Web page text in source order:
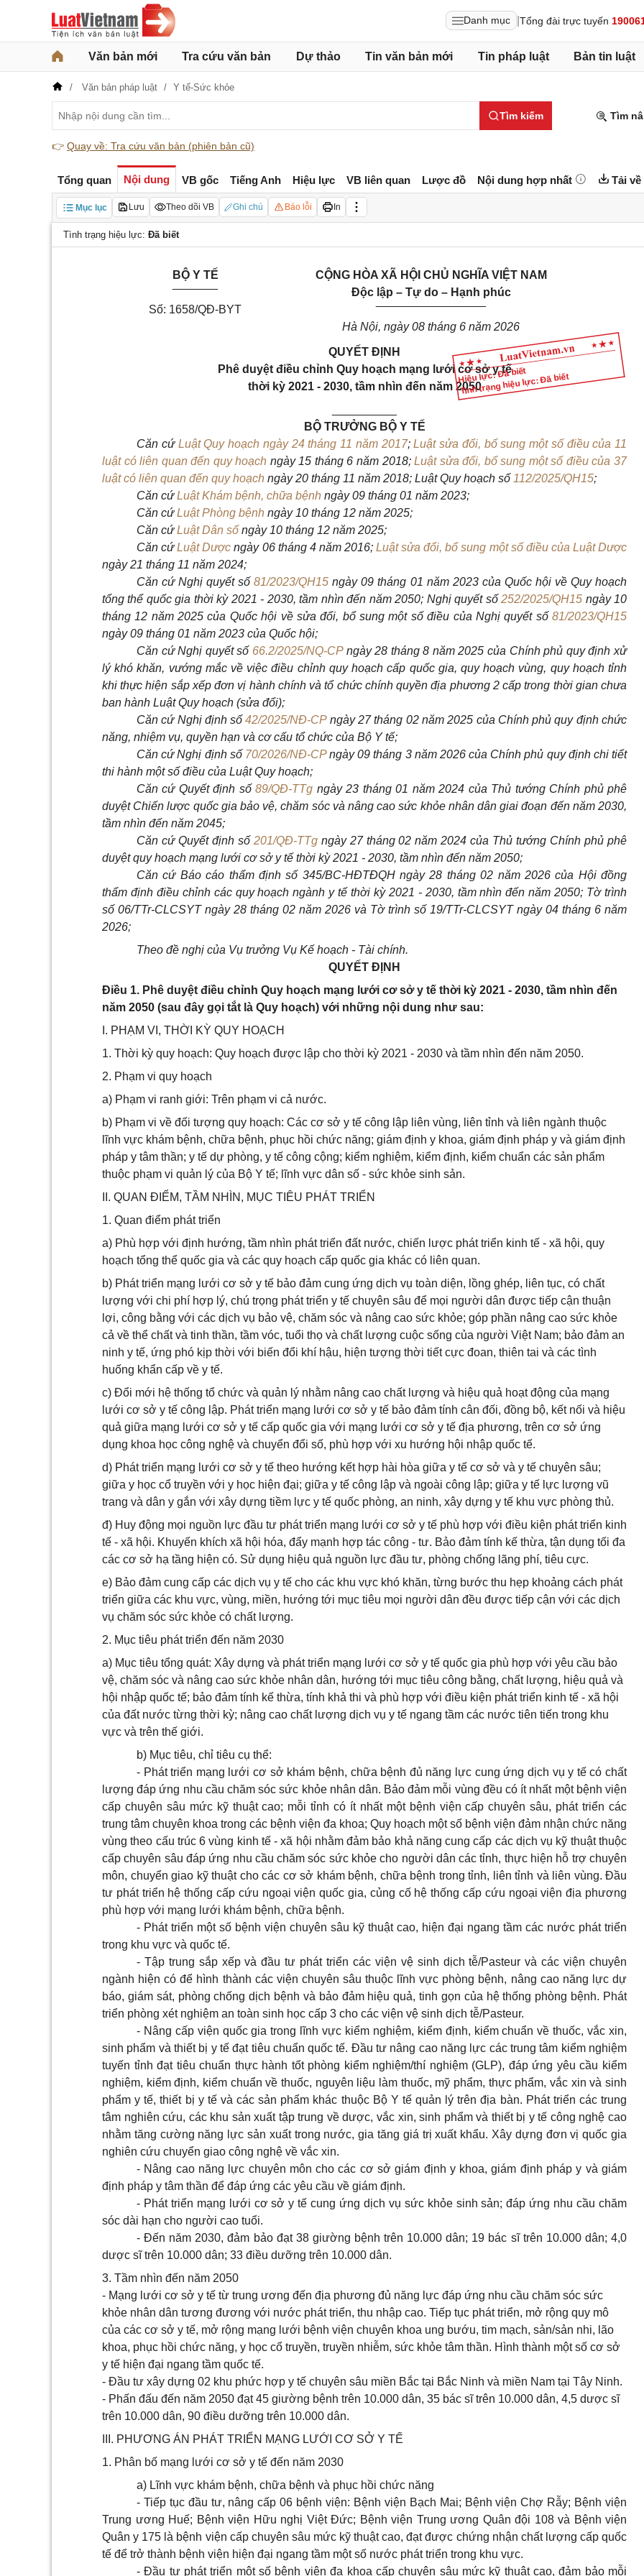
Danh mục Tổng đài trực tuyến
Văn bản mới Tra cứu văn bản Dự thảo Tin văn bản mới Tin pháp luật Bản tin luật
Văn bản pháp luật Y tế-Sức khỏe
Tìm kiếm Tìm
👉 Quay về: Tra cứu văn bản (phiên bản cũ)
Tổng quan Nội dung VB gốc Tiếng Anh Hiệu lực VB liên quan Lược đồ Nội dung hợp nhất Tải về
Mục lục Lưu Theo dõi VB Ghi chú Báo lỗi In
Tình trạng hiệu lực: Đã biết
Hiệu lực: Đã biết
Tình trạng hiệu lực: Đã biết
BỘ Y TẾ
_______
Số: 1658/QĐ-BYT
CỘNG HÒA XÃ HỘI CHỦ NGHĨA VIỆT NAM
Độc lập – Tự do – Hạnh phúc
_________________
Hà Nội, ngày 08 tháng 6 năm 2026
QUYẾT ĐỊNH
Phê duyệt điều chỉnh Quy hoạch mạng lưới cơ sở y tế
thời kỳ 2021 - 2030, tầm nhìn đến năm 2050
BỘ TRƯỞNG BỘ Y TẾ
Căn cứ Luật Quy hoạch ngày 24 tháng 11 năm 2017;Luật sửa đổi, bổ sung một số điều của 11
luật có liên quan đến quy hoạch ngày 15 tháng 6 năm 2018;Luật sửa đổi, bổ sung một số điều của 37
luật có liên quan đến quy hoạch ngày 20 tháng 11 năm 2018; Luật Quy hoạch số 112/2025/QH15;
Căn cứLuật Khám bệnh, chữa bệnh ngày 09 tháng 01 năm 2023;
Căn cứLuật Phòng bệnh ngày 10 tháng 12 năm 2025;
Căn cứLuật Dân số ngày 10 tháng 12 năm 2025;
Căn cứLuật Dược ngày 06 tháng 4 năm 2016;Luật sửa đổi, bổ sung một số điều của Luật Dược
ngày 21 tháng 11 năm 2024;
Căn cứ Nghị quyết số81/2023/QH15 ngày 09 tháng 01 năm 2023 của Quốc hội về Quy hoạch
tổng thể quốc gia thời kỳ 2021 - 2030, tầm nhìn đến năm 2050; Nghị quyết số252/2025/QH15 ngày 10
tháng 12 năm 2025 của Quốc hội về sửa đổi, bổ sung một số điều của Nghị quyết số 81/2023/QH15
ngày 09 tháng 01 năm 2023 của Quốc hội;
Căn cứ Nghị quyết số 66.2/2025/NQ-CPngày 28 tháng 8 năm 2025 của Chính phủ quy định xử
lý khó khăn, vướng mắc về việc điều chỉnh quy hoạch cấp quốc gia, quy hoạch vùng, quy hoạch tỉnh
khi thực hiện sắp xếp đơn vị hành chính và tổ chức chính quyền địa phương 2 cấp trong thời gian chưa
ban hành Luật Quy hoạch (sửa đổi);
Căn cứ Nghị định số42/2025/NĐ-CPngày 27 tháng 02 năm 2025 của Chính phủ quy định chức
năng, nhiệm vụ, quyền hạn và cơ cấu tổ chức của Bộ Y tế;
Căn cứ Nghị định số 70/2026/NĐ-CPngày 09 tháng 3 năm 2026 của Chính phủ quy định chi tiết
thi hành một số điều của Luật Quy hoạch;
Căn cứ Quyết định số89/QĐ-TTg ngày 23 tháng 01 năm 2024 của Thủ tướng Chính phủ phê
duyệt Chiến lược quốc gia bảo vệ, chăm sóc và nâng cao sức khỏe nhân dân giai đoạn đến năm 2030,
tầm nhìn đến năm 2045;
Căn cứ Quyết định số 201/QĐ-TTgngày 27 tháng 02 năm 2024 của Thủ tướng Chính phủ phê
duyệt quy hoạch mạng lưới cơ sở y tế thời kỳ 2021 - 2030, tầm nhìn đến năm 2050;
Căn cứ Báo cáo thẩm định số 345/BC-HĐTĐQH ngày 28 tháng 02 năm 2026 của Hội đồng
thẩm định điều chỉnh các quy hoạch ngành y tế thời kỳ 2021 - 2030, tầm nhìn đến năm 2050; Tờ trình
số 06/TTr-CLCSYT ngày 28 tháng 02 năm 2026 và Tờ trình số 19/TTr-CLCSYT ngày 04 tháng 6 năm
2026;
Theo đề nghị của Vụ trưởng Vụ Kế hoạch - Tài chính.
QUYẾT ĐỊNH
Điều 1. Phê duyệt điều chỉnh Quy hoạch mạng lưới cơ sở y tế thời kỳ 2021 - 2030, tầm nhìn đến
năm 2050 (sau đây gọi tắt là Quy hoạch) với những nội dung như sau:
I. PHẠM VI, THỜI KỲ QUY HOẠCH
1. Thời kỳ quy hoạch: Quy hoạch được lập cho thời kỳ 2021 - 2030 và tầm nhìn đến năm 2050.
2. Phạm vi quy hoạch
a) Phạm vi ranh giới: Trên phạm vi cả nước.
b) Phạm vi về đối tượng quy hoạch: Các cơ sở y tế công lập liên vùng, liên tỉnh và liên ngành thuộc
lĩnh vực khám bệnh, chữa bệnh, phục hồi chức năng; giám định y khoa, giám định pháp y và giám định
pháp y tâm thần; y tế dự phòng, y tế công cộng; kiểm nghiệm, kiểm định, kiểm chuẩn các sản phẩm
thuộc phạm vi quản lý của Bộ Y tế; lĩnh vực dân số - sức khỏe sinh sản.
II. QUAN ĐIỂM, TẦM NHÌN, MỤC TIÊU PHÁT TRIỂN
1. Quan điểm phát triển
a) Phù hợp với định hướng, tầm nhìn phát triển đất nước, chiến lược phát triển kinh tế - xã hội, quy
hoạch tổng thể quốc gia và các quy hoạch cấp quốc gia khác có liên quan.
b) Phát triển mạng lưới cơ sở y tế bảo đảm cung ứng dịch vụ toàn diện, lồng ghép, liên tục, có chất
lượng với chi phí hợp lý, chú trọng phát triển y tế chuyên sâu để mọi người dân được tiếp cận thuận
lợi, công bằng với các dịch vụ bảo vệ, chăm sóc và nâng cao sức khỏe; góp phần nâng cao sức khỏe
cả về thể chất và tinh thần, tầm vóc, tuổi thọ và chất lượng cuộc sống của người Việt Nam; bảo đảm an
ninh y tế, ứng phó kịp thời với biến đổi khí hậu, hiện tượng thời tiết cực đoan, thiên tai và các tình
huống khẩn cấp về y tế.
c) Đổi mới hệ thống tổ chức và quản lý nhằm nâng cao chất lượng và hiệu quả hoạt động của mạng
lưới cơ sở y tế công lập. Phát triển mạng lưới cơ sở y tế bảo đảm tính cân đối, đồng bộ, kết nối và hiệu
quả giữa mạng lưới cơ sở y tế cấp quốc gia với mạng lưới cơ sở y tế địa phương, trên cơ sở ứng
dụng khoa học công nghệ và chuyển đổi số, phù hợp với xu hướng hội nhập quốc tế.
d) Phát triển mạng lưới cơ sở y tế theo hướng kết hợp hài hòa giữa y tế cơ sở và y tế chuyên sâu;
giữa y học cổ truyền với y học hiện đại; giữa y tế công lập và ngoài công lập; giữa y tế lực lượng vũ
trang và dân y gắn với xây dựng tiềm lực y tế quốc phòng, an ninh, xây dựng y tế khu vực phòng thủ.
đ) Huy động mọi nguồn lực đầu tư phát triển mạng lưới cơ sở y tế phù hợp với điều kiện phát triển kinh
tế - xã hội. Khuyến khích xã hội hóa, đẩy mạnh hợp tác công - tư. Bảo đảm tính kế thừa, tận dụng tối đa
các cơ sở hạ tầng hiện có. Sử dụng hiệu quả nguồn lực đầu tư, phòng chống lãng phí, tiêu cực.
e) Bảo đảm cung cấp các dịch vụ y tế cho các khu vực khó khăn, từng bước thu hẹp khoảng cách phát
triển giữa các khu vực, vùng, miền, hướng tới mục tiêu mọi người dân đều được tiếp cận với các dịch
vụ chăm sóc sức khỏe có chất lượng.
2. Mục tiêu phát triển đến năm 2030
a) Mục tiêu tổng quát: Xây dựng và phát triển mạng lưới cơ sở y tế quốc gia phù hợp với yêu cầu bảo
vệ, chăm sóc và nâng cao sức khỏe nhân dân, hướng tới mục tiêu công bằng, chất lượng, hiệu quả và
hội nhập quốc tế; bảo đảm tính kế thừa, tính khả thi và phù hợp với điều kiện phát triển kinh tế - xã hội
của đất nước từng thời kỳ; nâng cao chất lượng dịch vụ y tế ngang tầm các nước tiên tiến trong khu
vực và trên thế giới.
b) Mục tiêu, chỉ tiêu cụ thể:
- Phát triển mạng lưới cơ sở khám bệnh, chữa bệnh đủ năng lực cung ứng dịch vụ y tế có chất
lượng đáp ứng nhu cầu chăm sóc sức khỏe nhân dân. Bảo đảm mỗi vùng đều có ít nhất một bệnh viện
cấp chuyên sâu mức kỹ thuật cao; mỗi tỉnh có ít nhất một bệnh viện cấp chuyên sâu, phát triển các
trung tâm chuyên khoa trong các bệnh viện đa khoa; Quy hoạch một số bệnh viện đảm nhận chức năng
vùng theo cấu trúc 6 vùng kinh tế - xã hội nhằm đảm bảo khả năng cung cấp các dịch vụ kỹ thuật thuộc
cấp chuyên sâu đáp ứng nhu cầu chăm sóc sức khỏe cho người dân các tỉnh, thực hiện hỗ trợ chuyên
môn, chuyển giao kỹ thuật cho các cơ sở khám bệnh, chữa bệnh trong tỉnh, liên tỉnh và liên vùng. Đầu
tư phát triển hệ thống cấp cứu ngoại viện quốc gia, củng cố hệ thống cấp cứu ngoại viện địa phương
phù hợp với mạng lưới khám bệnh, chữa bệnh.
- Phát triển một số bệnh viện chuyên sâu kỹ thuật cao, hiện đại ngang tầm các nước phát triển
trong khu vực và quốc tế.
- Tập trung sắp xếp và đầu tư phát triển các viện vệ sinh dịch tễ/Pasteur và các viện chuyên
ngành hiện có để hình thành các viện chuyên sâu thuộc lĩnh vực phòng bệnh, nâng cao năng lực dự
báo, giám sát, phòng chống dịch bệnh và bảo đảm hiệu quả, tinh gọn của hệ thống phòng bệnh. Phát
triển phòng xét nghiệm an toàn sinh học cấp 3 cho các viện vệ sinh dịch tễ/Pasteur.
- Nâng cấp viện quốc gia trong lĩnh vực kiểm nghiệm, kiểm định, kiểm chuẩn về thuốc, vắc xin,
sinh phẩm và thiết bị y tế đạt tiêu chuẩn quốc tế. Đầu tư nâng cao năng lực các trung tâm kiểm nghiệm
tuyến tỉnh đạt tiêu chuẩn thực hành tốt phòng kiểm nghiệm/thí nghiệm (GLP), đáp ứng yêu cầu kiểm
nghiệm, kiểm định, kiểm chuẩn về thuốc, nguyên liệu làm thuốc, mỹ phẩm, thực phẩm, vắc xin và sinh
phẩm y tế, thiết bị y tế và các sản phẩm khác thuộc Bộ Y tế quản lý trên địa bàn. Phát triển các trung
tâm nghiên cứu, các khu sản xuất tập trung về dược, vắc xin, sinh phẩm và thiết bị y tế công nghệ cao
nhằm tăng cường năng lực sản xuất trong nước, gia tăng giá trị xuất khẩu. Xây dựng đơn vị quốc gia
nghiên cứu chuyển giao công nghệ về vắc xin.
- Nâng cao năng lực chuyên môn cho các cơ sở giám định y khoa, giám định pháp y và giám
định pháp y tâm thần để đáp ứng các yêu cầu về giám định.
- Phát triển mạng lưới cơ sở y tế cung ứng dịch vụ sức khỏe sinh sản; đáp ứng nhu cầu chăm
sóc dài hạn cho người cao tuổi.
- Đến năm 2030, đảm bảo đạt 38 giường bệnh trên 10.000 dân; 19 bác sĩ trên 10.000 dân; 4,0
dược sĩ trên 10.000 dân; 33 điều dưỡng trên 10.000 dân.
3. Tầm nhìn đến năm 2050
- Mạng lưới cơ sở y tế từ trung ương đến địa phương đủ năng lực đáp ứng nhu cầu chăm sóc sức
khỏe nhân dân tương đương với nước phát triển, thu nhập cao. Tiếp tục phát triển, mở rộng quy mô
của các cơ sở y tế, mở rộng mạng lưới bệnh viện chuyên khoa ung bướu, tim mạch, sản/sản nhi, lão
khoa, phục hồi chức năng, y học cổ truyền, truyền nhiễm, sức khỏe tâm thần. Hình thành một số cơ sở
y tế hiện đại ngang tầm quốc tế.
- Đầu tư xây dựng 02 khu phức hợp y tế chuyên sâu miền Bắc tại Bắc Ninh và miền Nam tại Tây Ninh.
- Phấn đấu đến năm 2050 đạt 45 giường bệnh trên 10.000 dân, 35 bác sĩ trên 10.000 dân, 4,5 dược sĩ
trên 10.000 dân, 90 điều dưỡng trên 10.000 dân.
III. PHƯƠNG ÁN PHÁT TRIỂN MẠNG LƯỚI CƠ SỞ Y TẾ
1. Phân bố mạng lưới cơ sở y tế đến năm 2030
a) Lĩnh vực khám bệnh, chữa bệnh và phục hồi chức năng
- Tiếp tục đầu tư, nâng cấp 06 bệnh viện: Bệnh viện Bạch Mai; Bệnh viện Chợ Rẫy; Bệnh viện
Trung ương Huế; Bệnh viện Hữu nghị Việt Đức; Bệnh viện Trung ương Quân đội 108 và Bệnh viện
Quân y 175 là bệnh viện cấp chuyên sâu mức kỹ thuật cao, đạt được chứng nhận chất lượng cấp quốc
tế để trở thành bệnh viện hiện đại ngang tầm một số nước phát triển trong khu vực.
- Đầu tư phát triển một số bệnh viện đa khoa cấp chuyên sâu mức kỹ thuật cao, đảm bảo mỗi